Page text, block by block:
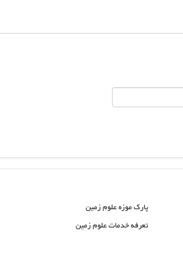
پارک موزه علوم زمین
تعرفه خدمات علوم زمین